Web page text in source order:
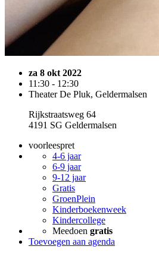
za 8 okt 2022
11:30 - 12:30
Theater De Pluk, Geldermalsen
Rijkstraatsweg 64
4191 SG Geldermalsen
voorleespret
4-6 jaar
6-9 jaar
9-12 jaar
Gratis
GroenPlein
Kinderboekenweek
Kindercollege
Meedoen gratis
Toevoegen aan agenda